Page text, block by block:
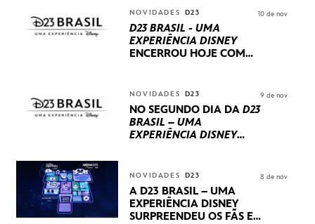
NOVIDADES D23
D23 BRASIL - UMA
EXPERIÊNCIA DISNEY
ENCERROU HOJE COM
INTERNACIONAIS E
PRODUÇÕES BRASILEIRAS
10 de nov
NOVIDADES D23
NO SEGUNDO DIA DA D23
BRASIL – UMA
EXPERIÊNCIA DISNEY
STUDIOS REVELARAM
PRÉVIAS E NOVIDADES
DOS SEUS PRÓXIMOS
LANÇAMENTOS
9 de nov
NOVIDADES D23
A D23 BRASIL – UMA
EXPERIÊNCIA DISNEY
SURPREENDEU OS FÃS EM
8 de nov